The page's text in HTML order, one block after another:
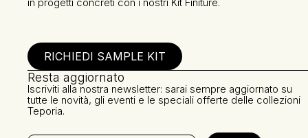
RICHIEDI SAMPLE KIT
Resta aggiornato
Iscriviti alla nostra newsletter: sarai sempre aggiornato su
tutte le novità, gli eventi e le speciali offerte delle collezioni
Teporia.